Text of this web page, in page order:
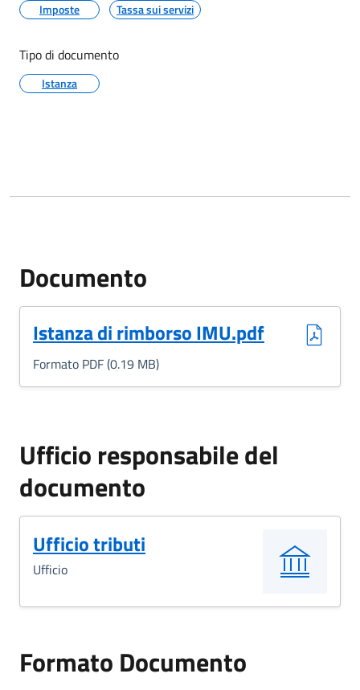
Imposte Tassa sui servizi
Tipo di documento
Istanza
Documento
Istanza di rimborso IMU.pdf
(Formato PDF, 0.19 MB)
Formato PDF (0.19 MB)
Ufficio responsabile del
documento
Ufficio tributi
Ufficio
Formato Documento